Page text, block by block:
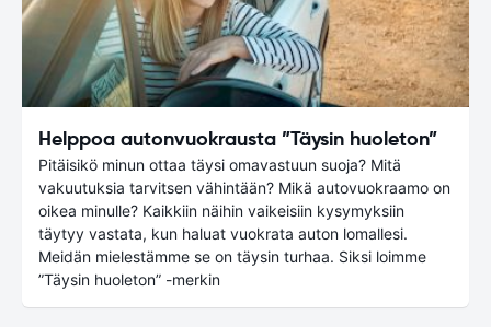
Helppoa autonvuokrausta ”Täysin huoleton”
Pitäisikö minun ottaa täysi omavastuun suoja? Mitä
vakuutuksia tarvitsen vähintään? Mikä autovuokraamo on
oikea minulle? Kaikkiin näihin vaikeisiin kysymyksiin
täytyy vastata, kun haluat vuokrata auton lomallesi.
Meidän mielestämme se on täysin turhaa. Siksi loimme
”Täysin huoleton” -merkin